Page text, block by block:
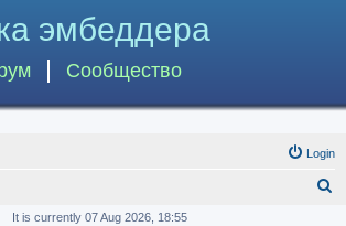
эмбеддера
Сообщество
Login
It is currently 07 Aug 2026, 18:55